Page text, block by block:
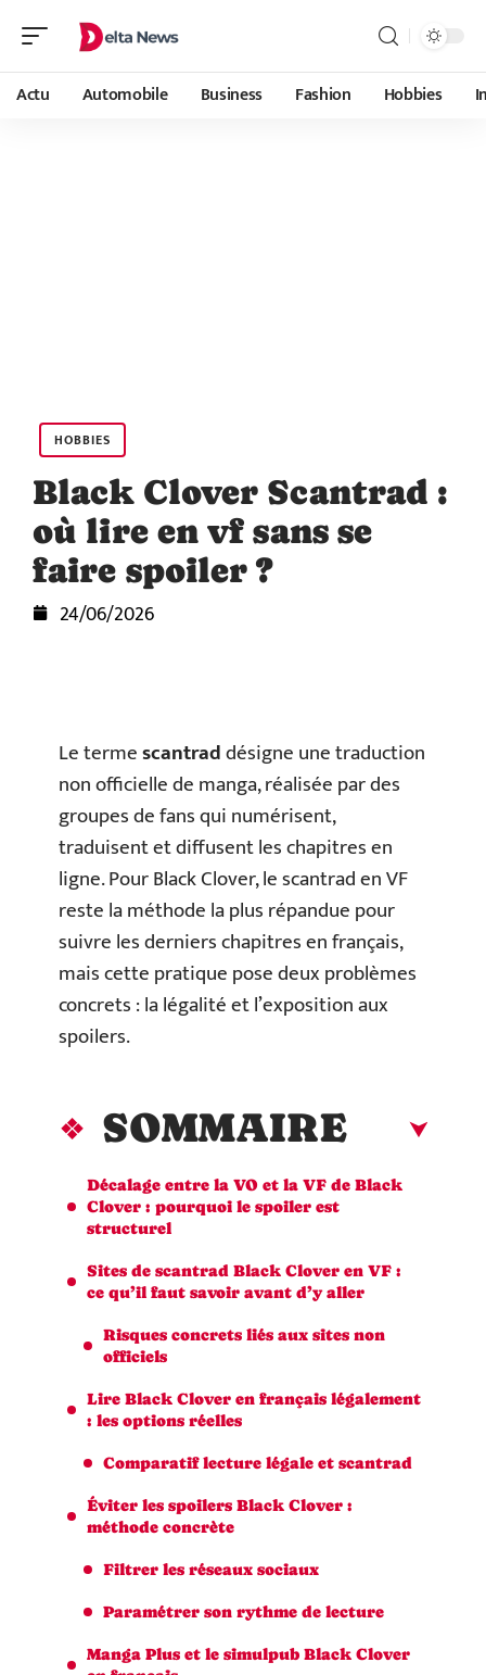
Actu Automobile Business Fashion Hobbies
HOBBIES
Black Clover Scantrad :
où lire en vf sans se
faire spoiler ?
24/06/2026
Le termescantraddésigne une traduction
non officielle de manga, réalisée par des
groupes de fans qui numérisent,
traduisent et diffusent les chapitres en
ligne. Pour Black Clover, le scantrad en VF
reste la méthode la plus répandue pour
suivre les derniers chapitres en français,
mais cette pratique pose deux problèmes
concrets : la légalité et l’exposition aux
spoilers.
SOMMAIRE
Décalage entre la VO et la VF de Black
Clover : pourquoi le spoiler est
structurel
Sites de scantrad Black Clover en VF :
ce qu’il faut savoir avant d’y aller
Risques concrets liés aux sites non
officiels
Lire Black Clover en français légalement
: les options réelles
Comparatif lecture légale et scantrad
Éviter les spoilers Black Clover :
méthode concrète
Filtrer les réseaux sociaux
Paramétrer son rythme de lecture
Manga Plus et le simulpub Black Clover